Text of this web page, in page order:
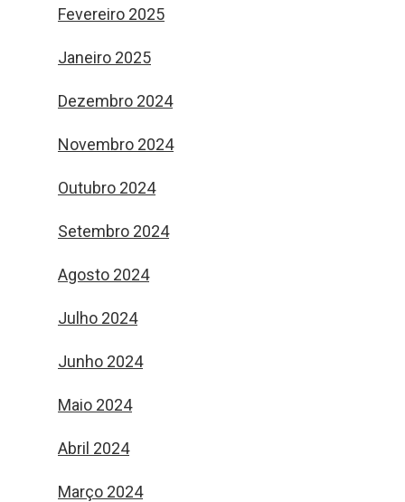
Fevereiro 2025
Janeiro 2025
Dezembro 2024
Novembro 2024
Outubro 2024
Setembro 2024
Agosto 2024
Julho 2024
Junho 2024
Maio 2024
Abril 2024
Março 2024